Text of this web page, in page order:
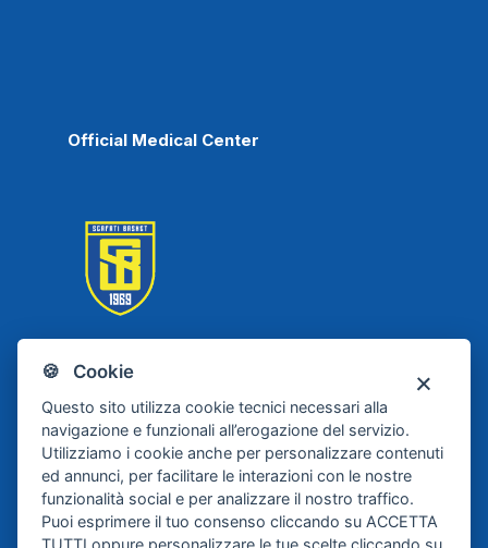
🍪 Cookie
Questo sito utilizza cookie tecnici necessari alla
navigazione e funzionali all’erogazione del servizio.
Utilizziamo i cookie anche per personalizzare contenuti
ed annunci, per facilitare le interazioni con le nostre
funzionalità social e per analizzare il nostro traffico.
Puoi esprimere il tuo consenso cliccando su ACCETTA
TUTTI oppure personalizzare le tue scelte cliccando su
Official Medical Center
Scafati Basket